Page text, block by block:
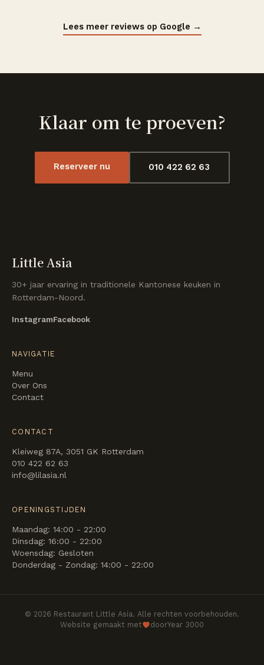
Lees meer reviews op Google →
Klaar om te proeven?
Reserveer nu 010 422 62 63
Little Asia
30+ jaar ervaring in traditionele Kantonese keuken in
Rotterdam-Noord.
InstagramFacebook
NAVIGATIE
Menu
Over Ons
Contact
CONTACT
Kleiweg 87A, 3051 GK Rotterdam
010 422 62 63
info@lilasia.nl
OPENINGSTIJDEN
Maandag: 14:00 - 22:00
Dinsdag: 16:00 - 22:00
Woensdag: Gesloten
Donderdag - Zondag: 14:00 - 22:00
© 2026 Restaurant Little Asia. Alle rechten voorbehouden.
Website gemaakt met
doorYear 3000